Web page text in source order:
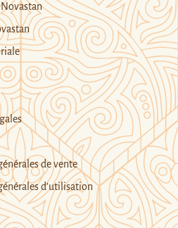
Novastan
de vente
d’utilisation